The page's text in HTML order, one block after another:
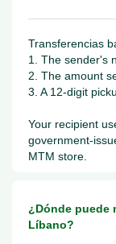
Transferencias
1. The sender's
2. The amount
3. A 12-digit
Your recipient
government-
MTM store.
¿Dónde puede
Líbano?